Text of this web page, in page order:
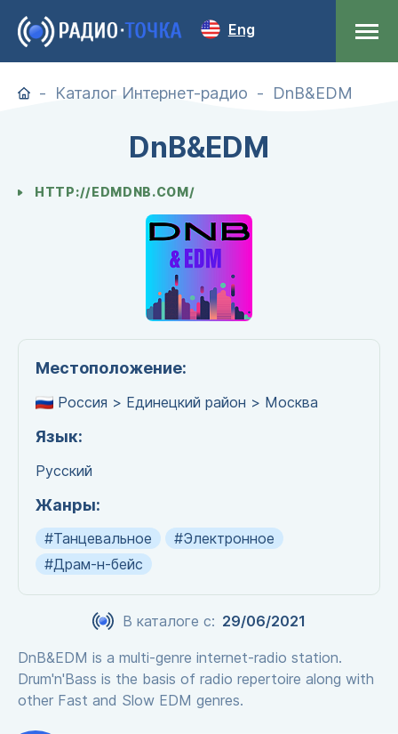
Eng
Каталог Интернет-радио DnB&EDM
DnB&EDM
HTTP://EDMDNB.COM/
Местоположение:
Россия > Единецкий район > Москва
Язык:
Русский
Жанры:
#Танцевальное
#Электронное
#Драм-н-бейс
В каталоге с: 29/06/2021
DnB&EDM is a multi-genre internet-radio station.
Drum'n'Bass is the basis of radio repertoire along with
other Fast and Slow EDM genres.